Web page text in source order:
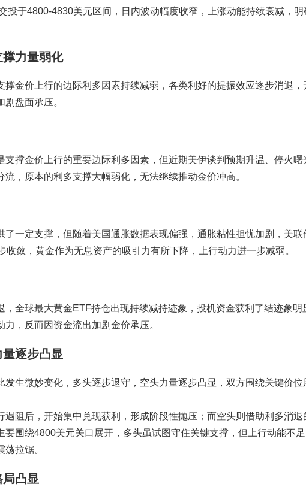
投于4800-4830美元区间，日内波动幅度收窄，上涨动能持续衰减，明
力量弱化
金价上行的边际利多因素持续减弱，各类利好的提振效应逐步消退，
盘面承压。
撑金价上行的重要边际利多因素，但近期美伊谈判预期升温、停火曙
，原本的利多支撑大幅弱化，无法继续推动金价冲高。
一定支撑，但随着美国通胀数据表现偏强，通胀粘性担忧加剧，美联
敛，黄金作为无息资产的吸引力有所下降，上行动力进一步减弱。
全球最大黄金ETF持仓出现持续减持迹象，投机资金获利了结迹象明
，反而因资金流出加剧金价承压。
逐步凸显
发生微妙变化，多头逐步退守，空头力量逐步凸显，双方围绕关键价
阻后，开始集中兑现获利，形成阶段性抛压；而空头则借助利多消退
围绕4800美元关口展开，多头虽试图守住关键支撑，但上行动能不
拉锯。
凸显